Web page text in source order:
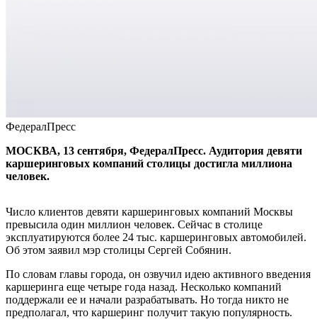
ФедералПресс
МОСКВА, 13 сентября, ФедералПресс. Аудитория девяти
каршеринговых компаний столицы достигла миллиона
человек.
Число клиентов девяти каршеринговых компаний Москвы
превысила один миллион человек. Сейчас в столице
эксплуатируются более 24 тыс. каршеринговых автомобилей.
Об этом заявил мэр столицы Сергей Собянин.
По словам главы города, он озвучил идею активного введения
каршеринга еще четыре года назад. Несколько компаний
поддержали ее и начали разрабатывать. Но тогда никто не
предполагал, что каршеринг получит такую популярность.